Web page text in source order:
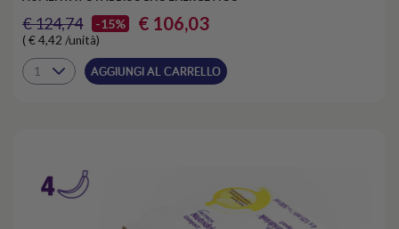
€ 124,74 -15% € 106,03
( € 4,42 /unità)
AGGIUNGI AL CARRELLO